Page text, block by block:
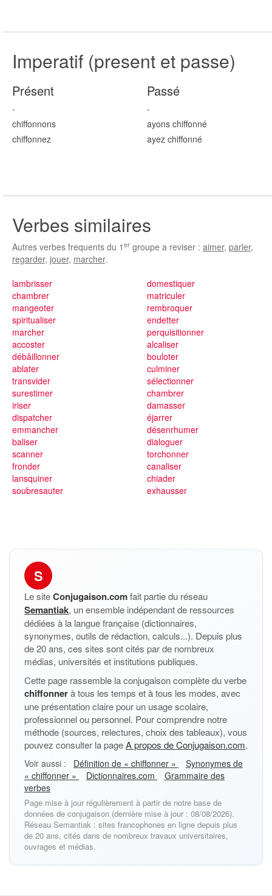
Imperatif (present et passe)
Présent
-
chiffonnons
chiffonnez
Passé
-
ayons chiffonné
ayez chiffonné
Verbes similaires
Autres verbes frequents du 1 er groupe a reviser : aimer, parler,
regarder, jouer, marcher.
lambrisser
chambrer
mangeoter
spiritualiser
marcher
accoster
débâillonner
ablater
transvider
domestiquer
matriculer
rembroquer
endetter
perquisitionner
alcaliser
bouloter
culminer
sélectionner
surestimer
iriser
dispatcher
emmancher
baliser
scanner
fronder
lansquiner
soubresauter
chambrer
damasser
éjarrer
désenrhumer
dialoguer
torchonner
canaliser
chiader
exhausser
S
Le siteConjugaison.comfait partie du réseau
Semantiak, un ensemble indépendant de ressources
dédiées à la langue française (dictionnaires,
synonymes, outils de rédaction, calculs...). Depuis plus
de 20 ans, ces sites sont cités par de nombreux
médias, universités et institutions publiques.
Cette page rassemble la conjugaison complète du verbe
chiffonnerà tous les temps et à tous les modes, avec
une présentation claire pour un usage scolaire,
professionnel ou personnel. Pour comprendre notre
méthode (sources, relectures, choix des tableaux), vous
pouvez consulter la pageA propos de Conjugaison.com.
Voir aussi : Définition de « chiffonner »
Synonymes de
« chiffonner »
Dictionnaires.com
Grammaire des
verbes
Page mise à jour régulièrement à partir de notre base de
données de conjugaison (dernière mise à jour : 08/08/2026).
Réseau Semantiak : sites francophones en ligne depuis plus
de 20 ans, cités dans de nombreux travaux universitaires,
ouvrages et médias.